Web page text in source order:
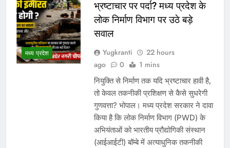
मध्य प्रदेश
भ्रष्टाचार पर पर्दा? मध्य प्रदेश के
लोक निर्माण विभाग पर उठे बड़े
सवाल
Yugkranti
22 hours
ago
0 1 mins
नियुक्ति से निर्माण तक यदि भ्रष्टाचार हावी है,
तो केवल तकनीकी प्रशिक्षण से कैसे सुधरेगी
गुणवत्ता? भोपाल। मध्य प्रदेश सरकार ने दावा
किया है कि लोक निर्माण विभाग (PWD) के
अभियंताओं को भारतीय प्रौद्योगिकी संस्थान
(आईआईटी) बॉम्बे में अत्याधुनिक तकनीकी